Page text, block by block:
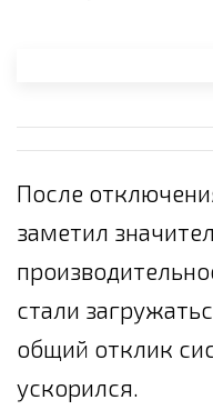
После
заметил
стали
общий отклик
ускорился.